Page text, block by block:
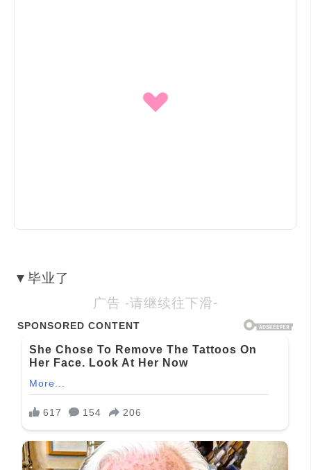
▼毕业了
广告 -请继续往下滑-